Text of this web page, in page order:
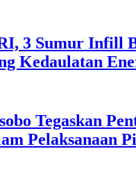
3 Sumur Infill
Kedaulatan
Tegaskan
Pelaksanaan